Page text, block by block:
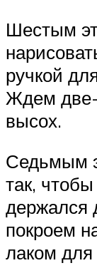
Шестым
ручкой
Ждем
высох.
Седьмым
так,
держался
покроем
лаком для